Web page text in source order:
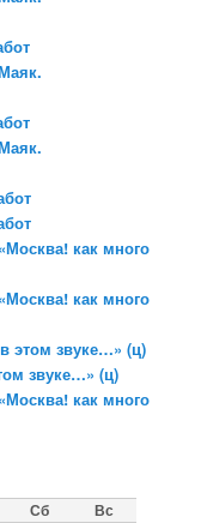
«Москва! как много
«Москва! как много
этом звуке…» (ц)
звуке…» (ц)
«Москва! как много
Сб Вс